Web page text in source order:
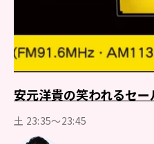
安元洋貴の笑われるセー
土 23:35～23:45